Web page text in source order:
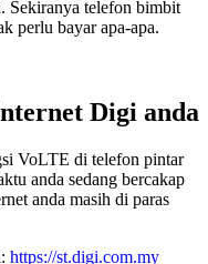
Sekiranya telefon bimbit
perlu bayar apa-apa.
Digi anda
VoLTE di telefon pintar
anda sedang bercakap
anda masih di paras
https://st.digi.com.my